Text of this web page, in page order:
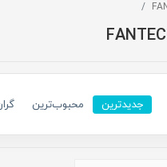
جدیدترین محبوب‌ترین